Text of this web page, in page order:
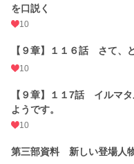
を口説く
10
【９章】１１６話 さて、
10
【９章】１１7話 イルマ
ようです。
10
第三部資料 新しい登場人